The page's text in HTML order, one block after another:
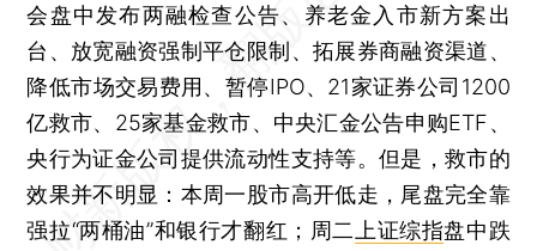
会盘中发布两融检查公告、养老金入市新方案出
台、放宽融资强制平仓限制、拓展券商融资渠道、
降低市场交易费用、暂停IPO、21家证券公司1200
亿救市、25家基金救市、中央汇金公告申购ETF、
央行为证金公司提供流动性支持等。但是，救市的
效果并不明显：本周一股市高开低走，尾盘完全靠
强拉“两桶油”和银行才翻红；周二 上证综指盘中跌